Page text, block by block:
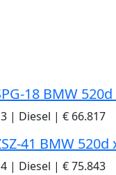
18 BMW
| Diesel | € 66.817
41 BMW 520d
| Diesel | € 75.843